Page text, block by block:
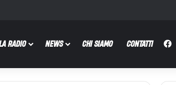
RADIO NEWS CHI SIAMO CONTATTI